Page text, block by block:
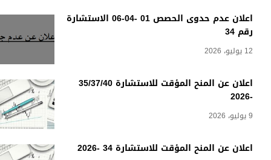
اعلان عدم حدوى الحصص 01 -04-06 الاستشارة
رقم 34
12 يوليو، 2026
اعلان عن المنح المؤقت للاستشارة 35/37/40
-2026
9 يوليو، 2026
اعلان عن المنح المؤقت للاستشارة 34 -2026